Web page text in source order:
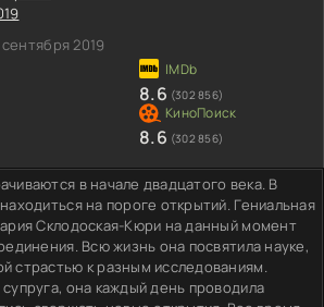
2019
8.6 (302 856)
8.6 (302 856)
в начале двадцатого века. В
на пороге открытий. Гениальная
Склодоская-Кюри на данный момент
Всю жизнь она посвятила науке,
страстью к разным исследованиям.
она каждый день проводила